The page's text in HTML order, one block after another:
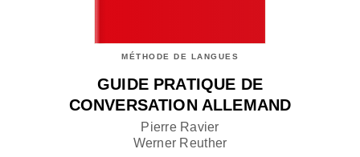
MÉTHODE DE LANGUES
GUIDE PRATIQUE DE
CONVERSATION ALLEMAND
Pierre Ravier
Werner Reuther